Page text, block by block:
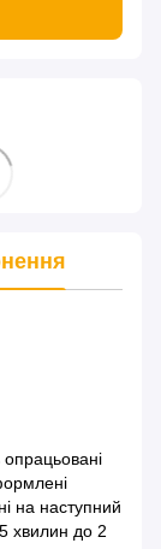
на наступний
хвилин до 2